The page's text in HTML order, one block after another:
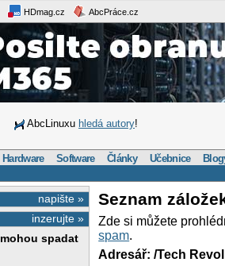
HDmag.cz AbcPráce.cz
AbcLinuxu hledá autory!
Hardware Software Články Učebnice
napište »
inzerujte »
spadat
Seznam
Zde si můžete
spam.
Adresář: /Tech